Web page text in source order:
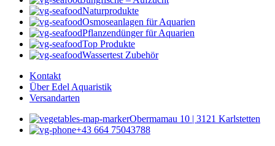
Naturprodukte
Osmoseanlagen für Aquarien
Pflanzendünger für Aquarien
Top Produkte
Wassertest Zubehör
Kontakt
Über Edel Aquaristik
Versandarten
Obermamau 10 | 3121 Karlstetten
+43 664 75043788